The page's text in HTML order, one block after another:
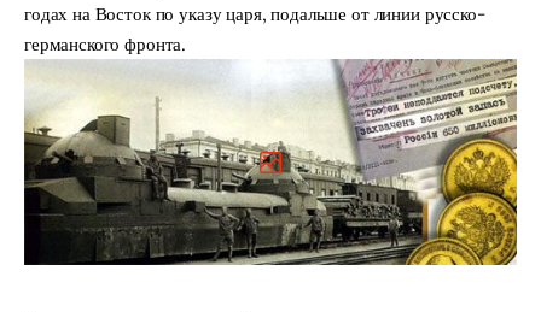
годах на Восток по указу царя, подальше от линии русско-
германского фронта.